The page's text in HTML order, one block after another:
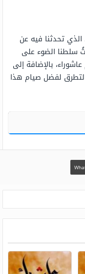
تحدثنا فيه عن
سلطنا الضوء على
بالإضافة إلى
لفضل صيام هذا